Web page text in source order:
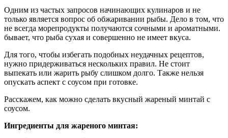
Одним из частых запросов начинающих кулинаров и не
только является вопрос об обжаривании рыбы. Дело в том, что
не всегда морепродукты получаются сочными и ароматными.
бывает, что рыба сухая и совершенно не имеет вкуса.
Для того, чтобы избегать подобных неудачных рецептов,
нужно придерживаться нескольких правил. Не стоит
выпекать или жарить рыбу слишком долго. Также нельзя
опускать аспект с соусом при готовке.
Расскажем, как можно сделать вкусный жареный минтай с
соусом.
Ингредиенты для жареного минтая: